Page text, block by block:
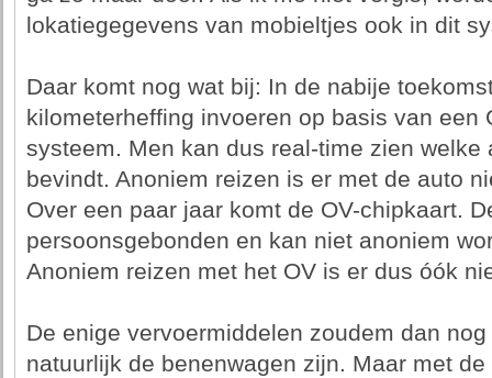
lokatiegegevens van mobieltjes ook in dit
Daar komt nog wat bij: In de nabije
kilometerheffing invoeren op basis van een
systeem. Men kan dus real-time zien welke
bevindt. Anoniem reizen is er met de auto
Over een paar jaar komt de OV-chipkaart.
persoonsgebonden en kan niet anoniem
Anoniem reizen met het OV is er dus óók
De enige vervoermiddelen zoudem dan
natuurlijk de benenwagen zijn. Maar met